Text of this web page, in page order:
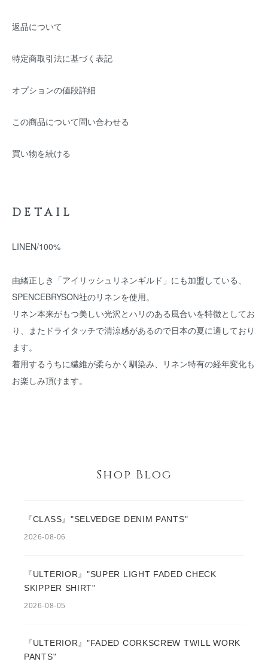
返品について
特定商取引法に基づく表記
オプションの値段詳細
この商品について問い合わせる
買い物を続ける
DETAIL
LINEN/100%
由緒正しき「アイリッシュリネンギルド」にも加盟している、
SPENCEBRYSON社のリネンを使用。
リネン本来がもつ美しい光沢とハリのある風合いを特徴としてお
り、またドライタッチで清涼感があるので日本の夏に適しており
ます。
着用するうちに繊維が柔らかく馴染み、リネン特有の経年変化も
お楽しみ頂けます。
Shop Blog
『CLASS』"SELVEDGE DENIM PANTS"
2026-08-06
『ULTERIOR』"SUPER LIGHT FADED CHECK
SKIPPER SHIRT"
2026-08-05
『ULTERIOR』"FADED CORKSCREW TWILL WORK
PANTS"